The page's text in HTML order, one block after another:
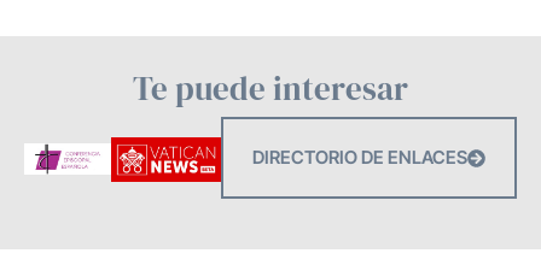
Te puede interesar
DIRECTORIO DE ENLACES